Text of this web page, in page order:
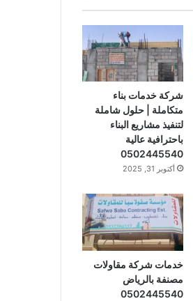
ك
د
إ
ن
u
T
u
b
e
ت
ق
ر
ا
م
k
o
شركة خدمات بناء
متكاملة | حلول شاملة
لتنفيذ مشاريع البناء
باحترافية عالية
0502445540
أكتوبر 31, 2025
خدمات شركة مقاولات
مصنفة بالرياض
0502445540